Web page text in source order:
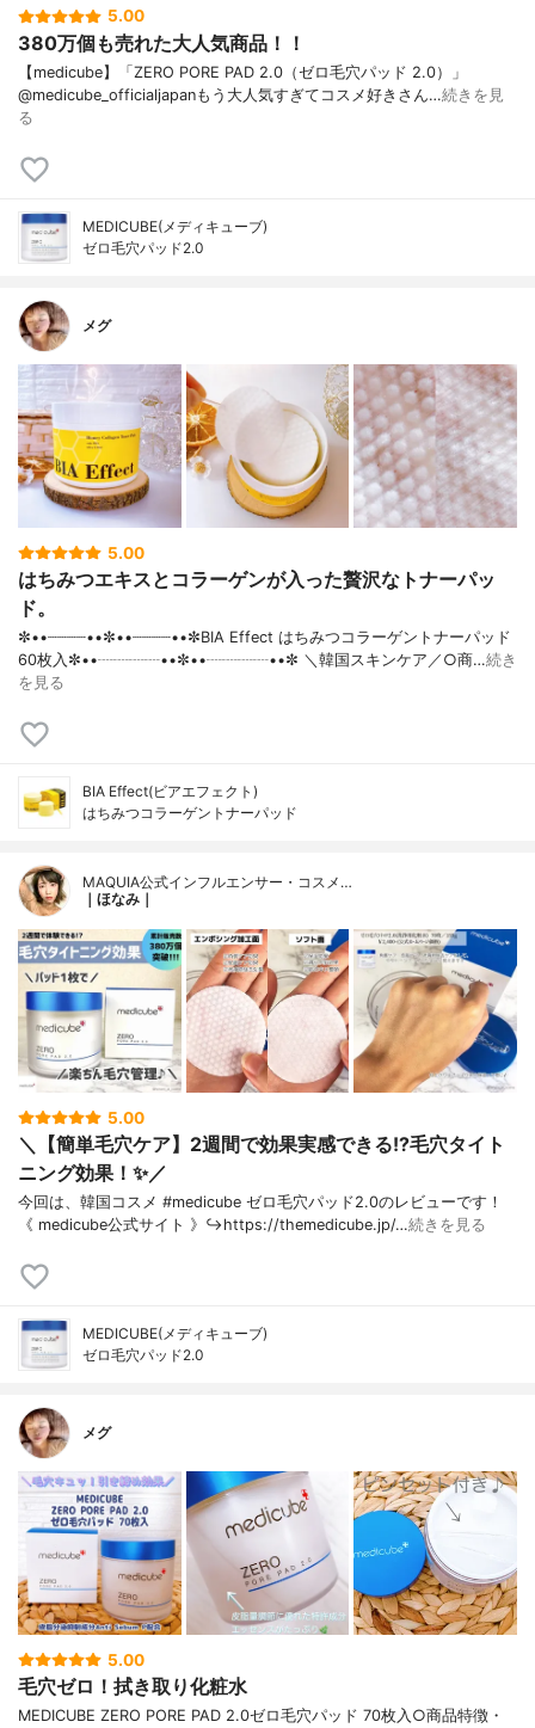
5.00
380万個も売れた大人気商品！！
【medicube】「ZERO PORE PAD 2.0（ゼロ毛穴パッド 2.0）」
@medicube_officialjapanもう大人気すぎてコスメ好きさん…続きを見
る
MEDICUBE(メディキューブ)
ゼロ毛穴パッド2.0
メグ
5.00
はちみつエキスとコラーゲンが入った贅沢なトナーパッ
ド。
✼••┈┈┈┈••✼••┈┈┈┈••✼BIA Effect はちみつコラーゲントナーパッド
60枚入✼••┈┈┈┈••✼••┈┈┈┈••✼ ＼韓国スキンケア／○商…続き
を見る
BIA Effect(ビアエフェクト)
はちみつコラーゲントナーパッド
MAQUIA公式インフルエンサー・コスメ…
｜ほなみ｜
5.00
＼【簡単毛穴ケア】2週間で効果実感できる!?毛穴タイト
ニング効果！✨／
今回は、韓国コスメ #medicube ゼロ毛穴パッド2.0のレビューです！
《 medicube公式サイト 》↪︎https://themedicube.jp/…続きを見る
MEDICUBE(メディキューブ)
ゼロ毛穴パッド2.0
メグ
5.00
毛穴ゼロ！拭き取り化粧水
MEDICUBE ZERO PORE PAD 2.0ゼロ毛穴パッド 70枚入○商品特徴・